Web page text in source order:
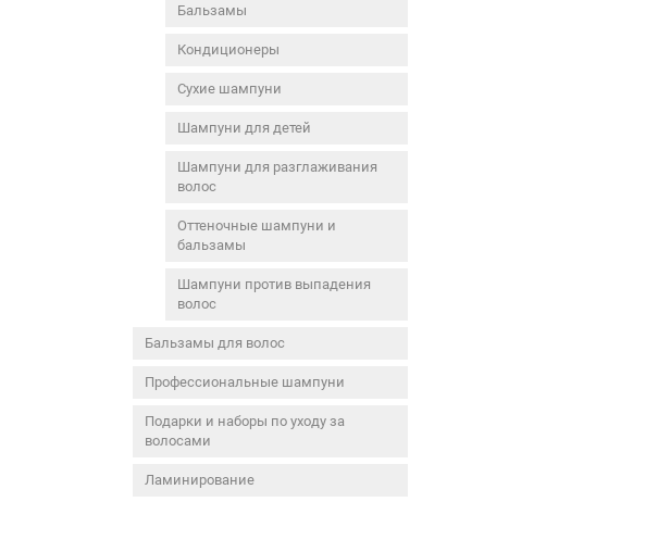
Бальзамы
Кондиционеры
Сухие шампуни
Шампуни для детей
Шампуни для разглаживания
волос
Оттеночные шампуни и
бальзамы
Шампуни против выпадения
волос
Бальзамы для волос
Профессиональные шампуни
Подарки и наборы по уходу за
волосами
Ламинирование